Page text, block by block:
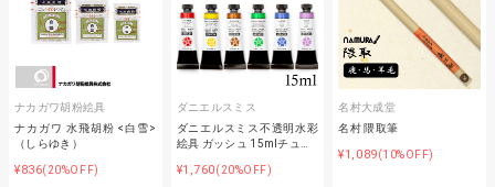
ナカガワ胡粉絵具
ナカガワ 水飛胡粉 <白雪>
（しらゆき）
¥836(20%OFF)
ダニエルスミス
ダニエルスミス不透明水彩
絵具 ガッシュ 15mlチュ…
¥1,760(20%OFF)
名村大成堂
名村 隈取筆
¥1,089(10%OFF)